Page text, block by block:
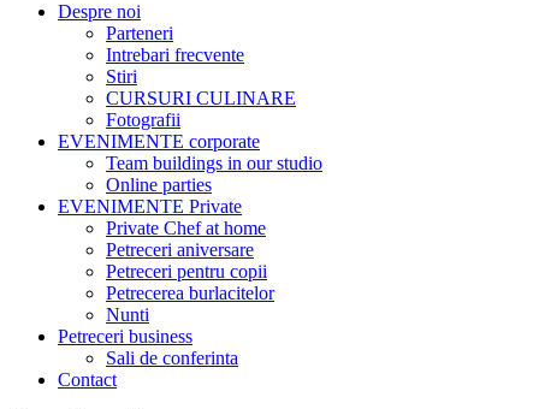
Despre noi
Parteneri
Intrebari frecvente
Stiri
CURSURI CULINARE
Fotografii
EVENIMENTE corporate
Team buildings in our studio
Online parties
EVENIMENTE Private
Private Chef at home
Petreceri aniversare
Petreceri pentru copii
Petrecerea burlacitelor
Nunti
Petreceri business
Sali de conferinta
Contact